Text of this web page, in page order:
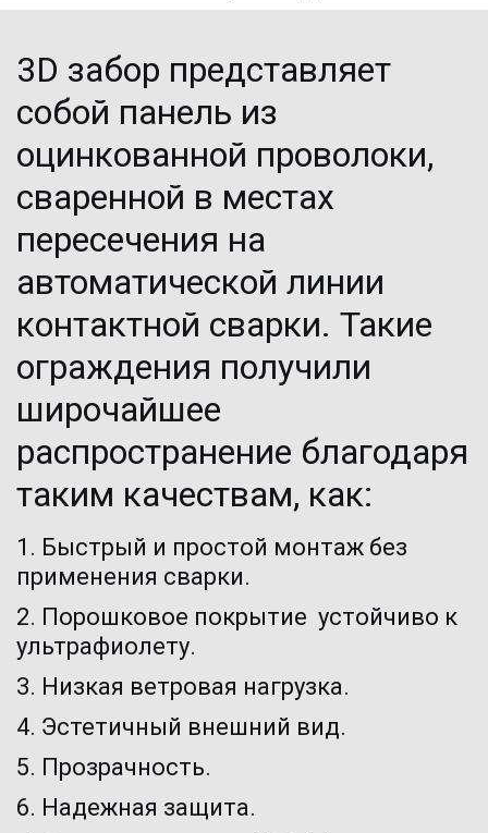
3D забор представляет
собой панель из
оцинкованной проволоки,
сваренной в местах
пересечения на
автоматической линии
контактной сварки. Такие
ограждения получили
широчайшее
распространение благодаря
таким качествам, как:
1. Быстрый и простой монтаж без
применения сварки.
2. Порошковое покрытие  устойчиво к
ультрафиолету.
3. Низкая ветровая нагрузка.
4. Эстетичный внешний вид.
5. Прозрачность.
6. Надежная защита.